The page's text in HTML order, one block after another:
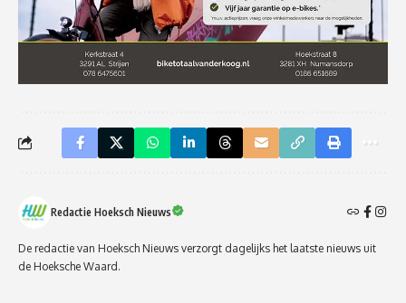
Redactie Hoeksch Nieuws
De redactie van Hoeksch Nieuws verzorgt dagelijks het laatste nieuws uit
de Hoeksche Waard.